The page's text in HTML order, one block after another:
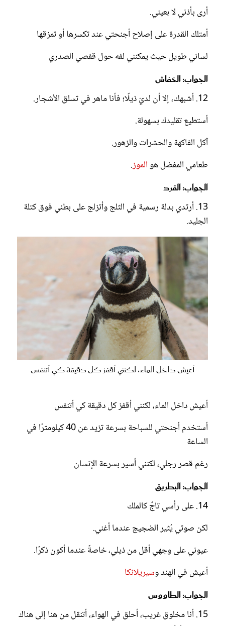
أرى بأذني لا بعيني.
أمتلك القدرة على إصلاح أجنحتي عند تكسرها أو تمزقها
لساني طويل حيث يمكنني لفه حول قفصي الصدري
الجواب: الخفاش
12. أشبهك، إلا أن لديّ ذيلًا؛ فأنا ماهر في تسلق الأشجار.
أستطيع تقليدك بسهولة.
آكل الفاكهة والحشرات والزهور.
طعامي المفضل هوالموز.
الجواب: القرد
13. أرتدي بدلة رسمية في الثلج وأتزلج على بطني فوق كتلة
الجليد.
أعيش داخل الماء، لكنني أقفز كل دقيقة كي أتنفس
أعيش داخل الماء، لكنني أقفز كل دقيقة كي أتنفس
أستخدم أجنحتي للسباحة بسرعة تزيد عن 40 كيلومترًا في
الساعة
رغم قصر رجلي، لكنني أسير بسرعة الإنسان
الجواب: البطريق
14. على رأسي تاجٌ كالملك
لكن صوتي يُثير الضجيج عندما أغني.
عيوني على وجهي أقل من ذيلي، خاصةً عندما أكون ذكرًا.
أعيش في الهند وسيريلانكا
الجواب: الطاووس
15. أنا مخلوق غريب، أحلق في الهواء، أتنقل من هنا إلى هناك